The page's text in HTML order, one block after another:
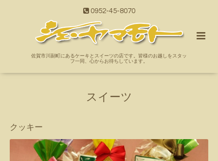
0952-45-8070
佐賀市川副町にあるケーキとスイーツの店です。皆様のお越しをスタッ
フ一同、心からお待ちしています。
スイーツ
クッキー